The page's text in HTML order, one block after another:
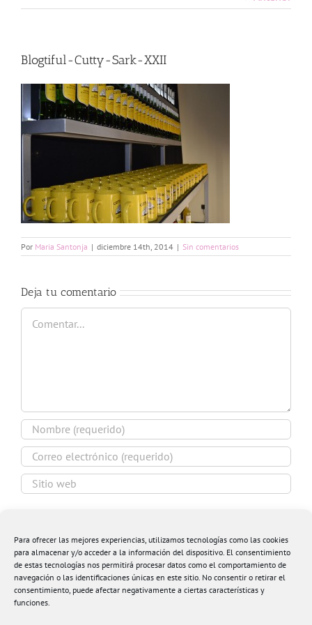
Para ofrecer las mejores experiencias, utilizamos tecnologías como las cookies
para almacenar y/o acceder a la información del dispositivo. El consentimiento
de estas tecnologías nos permitirá procesar datos como el comportamiento de
navegación o las identificaciones únicas en este sitio. No consentir o retirar el
consentimiento, puede afectar negativamente a ciertas características y
funciones.
Blogtiful-Cutty-Sark-XXII
Por Maria Santonja | diciembre 14th, 2014 | Sin comentarios
Deja tu comentario
Comentar
navegador para la próxima vez que comente.